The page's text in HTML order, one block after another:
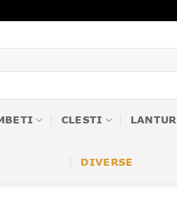
CLESTI
DIVERSE